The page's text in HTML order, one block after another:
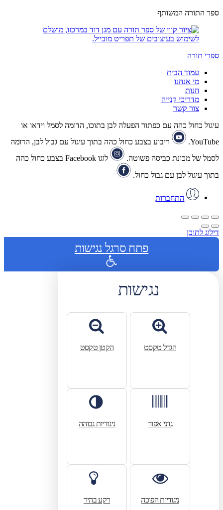
ספר התורה המשותף
ספרי תורה
עמוד הבית
מי אנחנו
חנות
מדריכי קנייה
צור קשר
עיגול כחול כהה עם כפתור הפעלה לבן בתוכו, הדומה לסמל וידאו או
YouTube.
ריבוע בצבע כחול כהה בתוך עיגול עם גבול לבן, הדומה
לסמל של מכונת כביסה פשוטה.
לוגו Facebook בצבע כחול כהה
בתוך עיגול לבן עם גבול כחול.
התחברות
דילוג לתוכן
פתח סרגל נגישות
נגישות
הגדל טקסט הקטן טקסט
גווני אפור ניגודיות גבוהה
ניגודיות הפוכה רקע בהיר